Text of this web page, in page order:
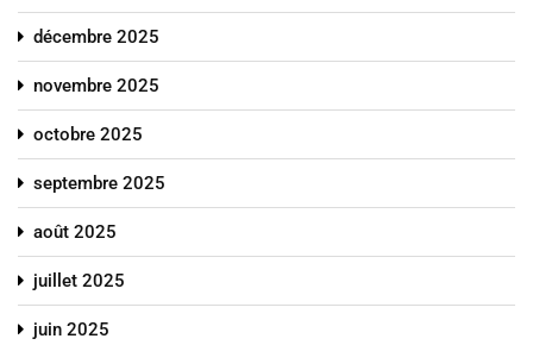
décembre 2025
novembre 2025
octobre 2025
septembre 2025
août 2025
juillet 2025
juin 2025